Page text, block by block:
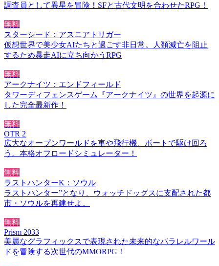
調査員として異星を冒険！SFと古代文明を合わせたRPG！
無料
スターシード：アスニアトリガー
仮想世界で美少女AIたちと過ごす非日常。人類滅亡を阻止
するため暴走AIに立ち向かうRPG
無料
アークナイツ：エンドフィールド
タワーディフェンスゲーム『アークナイツ』の世界を起源に
した完全最新作！
無料
OTR 2
広大なオープンワールドを車や飛行機、ボートで駆け回ろ
う。本格オフロードシミュレーター！
無料
ラストハンターK：ソウル
ラストハンター”となり、ウォッチドッグスに支配された都
市・ソウルを再建せよ。
無料
Prism 2033
美麗なグラフィックスで表現された未来的なパラレルワール
ドを冒険する次世代のMMORPG！